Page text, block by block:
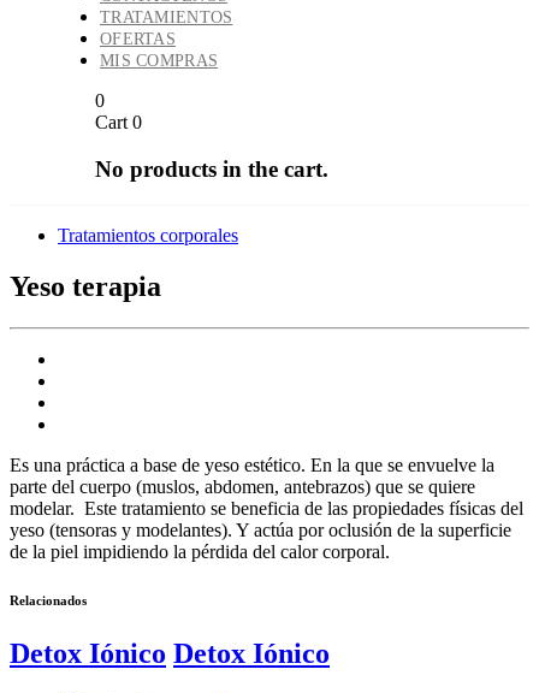
TRATAMIENTOS
OFERTAS
MIS COMPRAS
0
Cart0
No products in the cart.
Tratamientos corporales
Yeso terapia
Es una práctica a base de yeso estético. En la que se envuelve la
parte del cuerpo (muslos, abdomen, antebrazos) que se quiere
modelar. Este tratamiento se beneficia de las propiedades físicas del
yeso (tensoras y modelantes). Y actúa por oclusión de la superficie
de la piel impidiendo la pérdida del calor corporal.
Relacionados
Detox Iónico Detox Iónico